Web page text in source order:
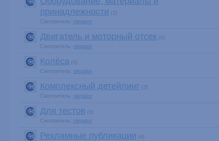
принадлежности (2)
Смотритель: olegator
Двигатель и моторный отсек (0)
Смотритель: olegator
Колёса (0)
Смотритель: olegator
Комплексный детейлинг (3)
Смотритель: olegator
Для тестов (0)
Смотритель: olegator
Рекламные публикации (4)